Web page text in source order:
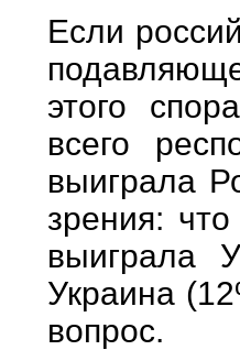
Если
этого
всего
выиграла
зрения:
выиграла
Украина
вопрос.